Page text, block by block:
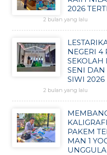
2026
2 bulan yang lalu
NEGERI 4
SEKOLAH
SENI DAN
SIWI 2026
2 bulan yang lalu
PAKEM
MAN 1